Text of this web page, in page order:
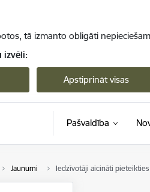
tā izmanto obligāti
izvēli:
Apstiprināt visas
Pašvaldība
Jaunumi Iedzīvotāji aicināti